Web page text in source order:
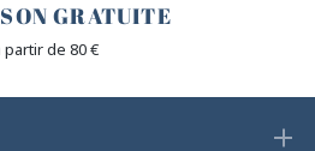
GRATUITE
partir de 80 €